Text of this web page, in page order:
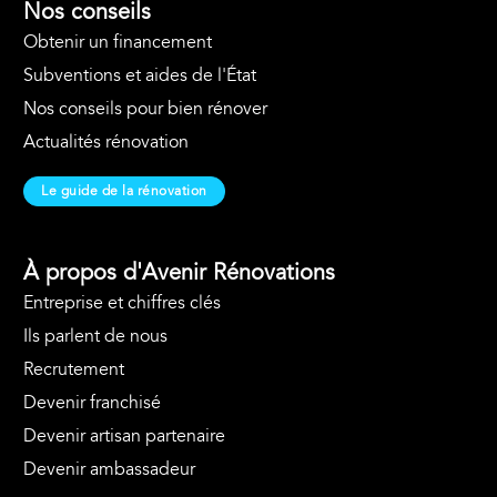
Nos conseils
Obtenir un financement
Subventions et aides de l'État
Nos conseils pour bien rénover
Actualités rénovation
Le guide de la rénovation
À propos d'Avenir Rénovations
Entreprise et chiffres clés
Ils parlent de nous
Recrutement
Devenir franchisé
Devenir artisan partenaire
Devenir ambassadeur